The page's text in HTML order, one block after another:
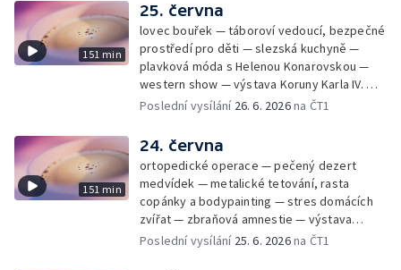
151 min
25. června
lovec bouřek — táboroví vedoucí, bezpečné
prostředí pro děti — slezská kuchyně —
plavková móda s Helenou Konarovskou —
western show — výstava Koruny Karla IV. —
mladý lezecký fenomén Josef Šindel
Poslední vysílání 26. 6. 2026na ČT1
151 min
24. června
ortopedické operace — pečený dezert
medvídek — metalické tetování, rasta
copánky a bodypainting — stres domácích
zvířat — zbraňová amnestie — výstava
mikrofotografií rostlin — fenomenální
Poslední vysílání 25. 6. 2026na ČT1